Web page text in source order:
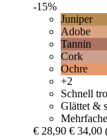
-15%
Juniper
Adobe
Tannin
Cork
Ochre
+2
Schnell
Glättet &
€ 28,90 € 34,00